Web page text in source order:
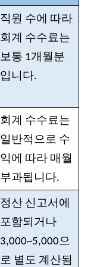
직원 수에 따라
회계 수수료는
보통 1개월분
입니다.
회계 수수료는
일반적으로 수
익에 따라 매월
부과됩니다.
정산 신고서에
포함되거나
3,000~5,000으
로 별도 계산됨